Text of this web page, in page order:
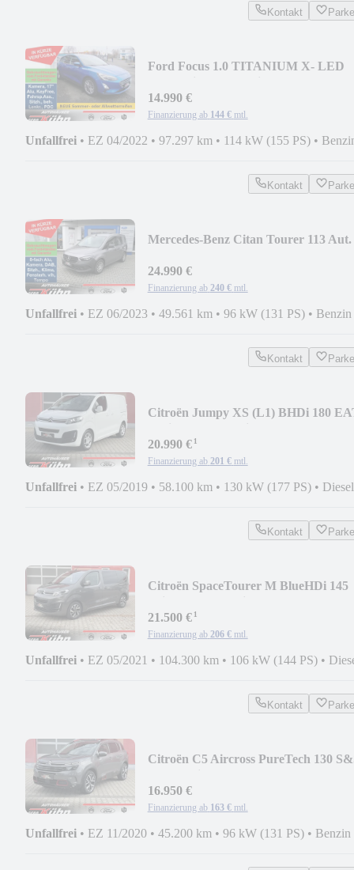
Kontakt
Ford Focus 1.0 TITANIUM X- LED
14.990 €
Finanzierung ab 144 € mtl.
Unfallfrei • EZ 04/2022 • 97.297 km • 114 kW (155 PS) •
Kontakt
Mercedes-Benz Citan Tourer 113 Aut.
24.990 €
Finanzierung ab 240 € mtl.
Unfallfrei • EZ 06/2023 • 49.561 km • 96 kW (131 PS) • Benzin
Kontakt
Citroën Jumpy XS (L1) BHDi 180
20.990 €¹
Finanzierung ab 201 € mtl.
Unfallfrei • EZ 05/2019 • 58.100 km • 130 kW (177 PS) • Diesel
Kontakt
Citroën SpaceTourer M BlueHDi 145
21.500 €¹
Finanzierung ab 206 € mtl.
Unfallfrei • EZ 05/2021 • 104.300 km • 106 kW (144 PS) •
Kontakt
Citroën C5 Aircross PureTech 130
16.950 €
Finanzierung ab 163 € mtl.
Unfallfrei • EZ 11/2020 • 45.200 km • 96 kW (131 PS) • Benzin